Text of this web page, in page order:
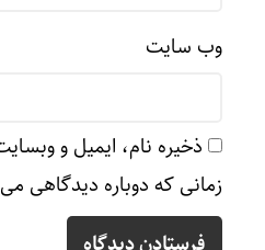
وب‌ سایت
ذخیره نام، ایمیل و
زمانی که دوباره دیدگاهی